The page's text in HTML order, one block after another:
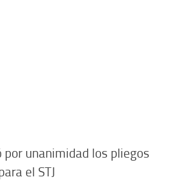
por unanimidad los pliegos
el STJ